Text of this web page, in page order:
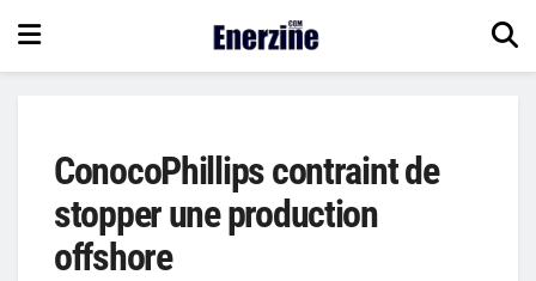
ConocoPhillips contraint de
stopper une production
offshore